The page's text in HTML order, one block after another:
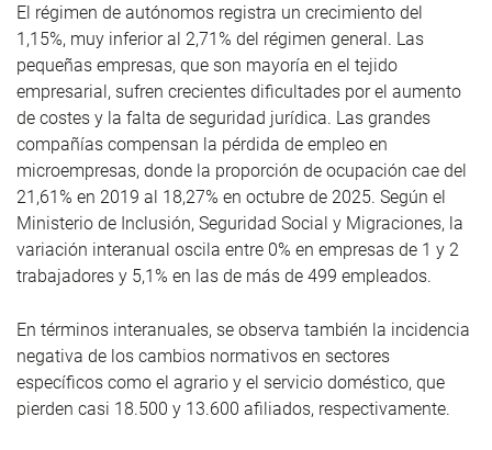
El régimen de autónomos registra un crecimiento del
1,15%, muy inferior al 2,71% del régimen general. Las
pequeñas empresas, que son mayoría en el tejido
empresarial, sufren crecientes dificultades por el aumento
de costes y la falta de seguridad jurídica. Las grandes
compañías compensan la pérdida de empleo en
microempresas, donde la proporción de ocupación cae del
21,61% en 2019 al 18,27% en octubre de 2025. Según el
Ministerio de Inclusión, Seguridad Social y Migraciones, la
variación interanual oscila entre 0% en empresas de 1 y 2
trabajadores y 5,1% en las de más de 499 empleados.
En términos interanuales, se observa también la incidencia
negativa de los cambios normativos en sectores
específicos como el agrario y el servicio doméstico, que
pierden casi 18.500 y 13.600 afiliados, respectivamente.